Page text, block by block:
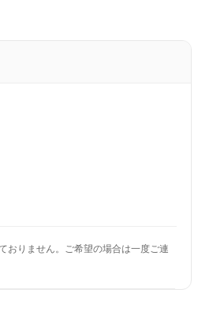
おりません。ご希望の場合は一度ご連